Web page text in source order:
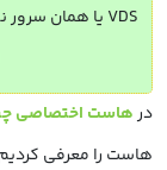
VDS یا همان سرور نیمه اختصاصی
درهاست اختصاصی
هاست را معرفی